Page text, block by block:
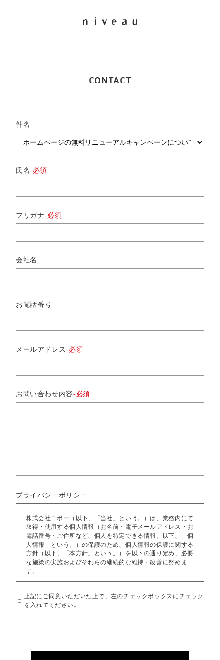
CONTACT
件名
氏名
フリガナ
会社名
お電話番号
メールアドレス
お問い合わせ内容
プライバシーポリシー
株式会社ニボー（以下、「当社」という。）は、業務内にて
取得・使用する個人情報（お名前・電子メールアドレス・お
電話番号・ご住所など、個人を特定できる情報。以下、「個
人情報」という。）の保護のため、個人情報の保護に関する
方針（以下、「本方針」という。）を以下の通り定め、必要
な施策の実施およびそれらの継続的な維持・改善に努めま
す。
当社は、個人情報を、お問合わせへの返答やサービスの提供
などの業務上必要な範囲で利用するものとします。
個人情報の第三者提供
上記にご同意いただいた上で、左のチェックボックスにチェック
を入れてください。